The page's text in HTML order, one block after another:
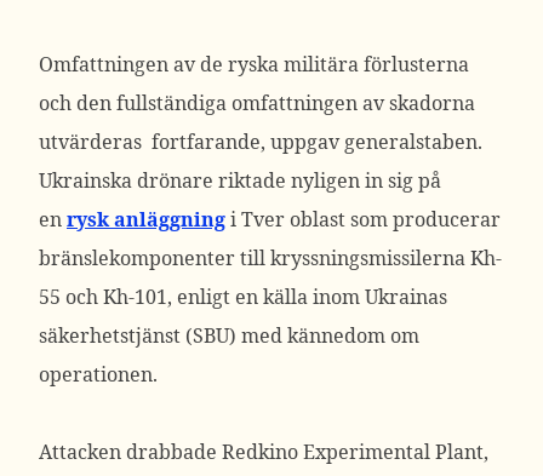
Omfattningen av de ryska militära förlusterna
och den fullständiga omfattningen av skadorna
utvärderas fortfarande, uppgav generalstaben.
Ukrainska drönare riktade nyligen in sig på
enrysk anläggningi Tver oblast som producerar
bränslekomponenter till kryssningsmissilerna Kh-
55 och Kh-101, enligt en källa inom Ukrainas
säkerhetstjänst (SBU) med kännedom om
operationen.
Attacken drabbade Redkino Experimental Plant,